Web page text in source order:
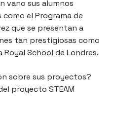
vano sus alumnos
el Programa de
que se presentan a
tan prestigiosas como
Royal School de Londres.
sobre sus proyectos?
proyecto STEAM